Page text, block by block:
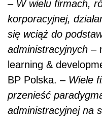
– W wielu firmach,
korporacyjnej,
się wciąż do
administracyjnych –
learning &
BP Polska. – Wiele
przenieść
administracyjnej na